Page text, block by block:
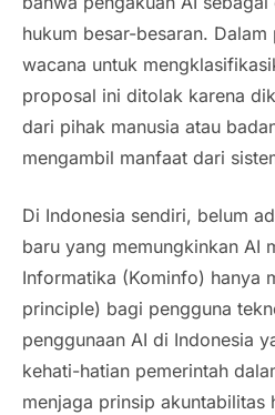
hukum besar-besaran.
wacana untuk
proposal ini ditolak karena
dari pihak manusia atau
mengambil manfaat dari
Di Indonesia sendiri, belum
baru yang memungkinkan AI
Informatika (Kominfo) hanya
principle) bagi pengguna
penggunaan AI di Indonesia
kehati-hatian pemerintah
menjaga prinsip akuntabilitas